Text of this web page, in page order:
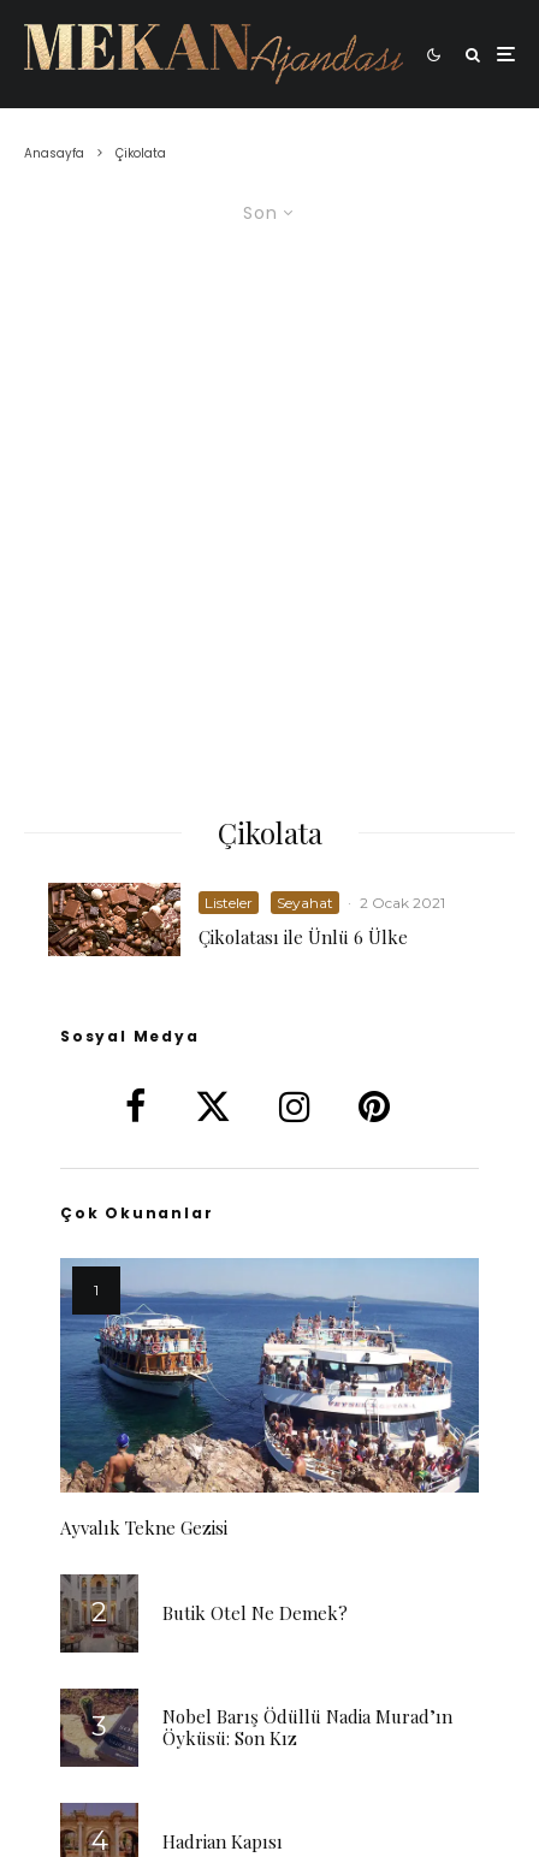
Anasayfa Çikolata
Son
Çikolata
Listeler Seyahat · 2 Ocak 2021
Çikolatası ile Ünlü 6 Ülke
Sosyal Medya
Çok Okunanlar
Ayvalık Tekne Gezisi
Butik Otel Ne Demek?
Nobel Barış Ödüllü Nadia Murad’ın
Öyküsü: Son Kız
Hadrian Kapısı